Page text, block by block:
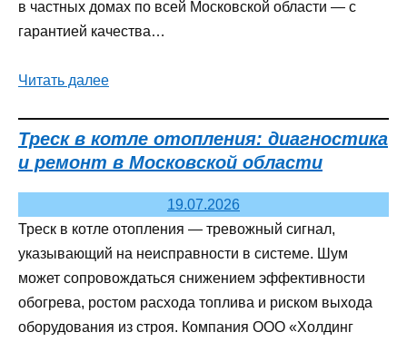
в частных домах по всей Московской области — с
гарантией качества…
Читать далее
Треск в котле отопления: диагностика
и ремонт в Московской области
19.07.2026
Треск в котле отопления — тревожный сигнал,
указывающий на неисправности в системе. Шум
может сопровождаться снижением эффективности
обогрева, ростом расхода топлива и риском выхода
оборудования из строя. Компания ООО «Холдинг